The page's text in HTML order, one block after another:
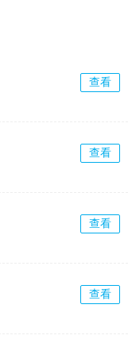
查看
查看
查看
查看